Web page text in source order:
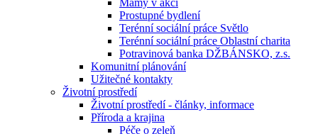
Mámy v akci
Prostupné bydlení
Terénní sociální práce Světlo
Terénní sociální práce Oblastní charita
Potravinová banka DŽBÁNSKO, z.s.
Komunitní plánování
Užitečné kontakty
Životní prostředí
Životní prostředí - články, informace
Příroda a krajina
Péče o zeleň